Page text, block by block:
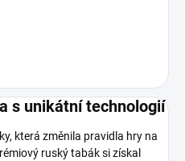
s unikátní technologií
která změnila pravidla hry na
ruský tabák si získal